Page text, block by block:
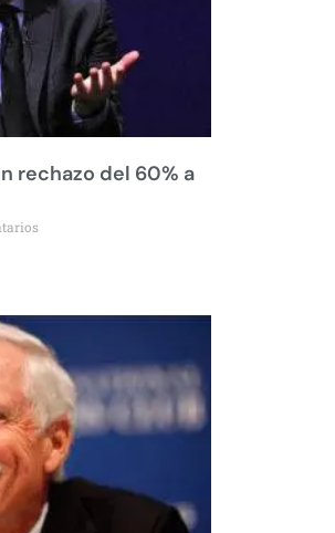
rechazo del 60% a